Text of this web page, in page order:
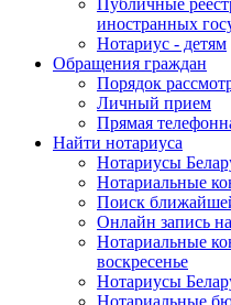
иностранных
Нотариус - детям
Обращения граждан
Порядок
Личный прием
Прямая
Найти нотариуса
Нотариусы
Нотариальные
Поиск
Онлайн запись
Нотариальные
воскресенье
Нотариусы
Нотариальные